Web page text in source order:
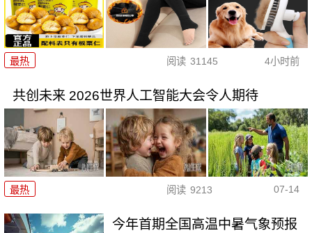
最热 阅读 31145 4小时前
共创未来 2026世界人工智能大会令人期待
最热 阅读 9213 07-14
今年首期全国高温中暑气象预报